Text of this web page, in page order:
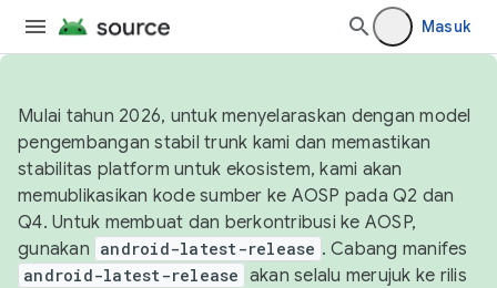
Masuk
Mulai tahun 2026, untuk menyelaraskan dengan model
pengembangan stabil trunk kami dan memastikan
stabilitas platform untuk ekosistem, kami akan
memublikasikan kode sumber ke AOSP pada Q2 dan
Q4. Untuk membuat dan berkontribusi ke AOSP,
gunakan android-latest-release . Cabang manifes
android-latest-release akan selalu merujuk ke rilis